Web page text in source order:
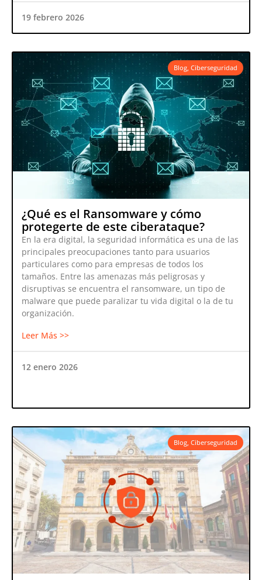
19 febrero 2026
Blog Ciberseguridad
¿Qué es el Ransomware y cómo
protegerte de este ciberataque?
En la era digital, la seguridad informática es una de las
principales preocupaciones tanto para usuarios
particulares como para empresas de todos los
tamaños. Entre las amenazas más peligrosas y
disruptivas se encuentra el ransomware, un tipo de
malware que puede paralizar tu vida digital o la de tu
organización.
Leer Más >>
12 enero 2026
Blog Ciberseguridad